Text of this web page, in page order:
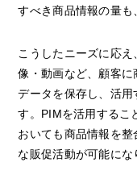
すべき商品情報の量も
こうしたニーズに応
像・動画など、顧客
データを保存し、活
す。PIMを活用するこ
おいても商品情報を
な販促活動が可能にな